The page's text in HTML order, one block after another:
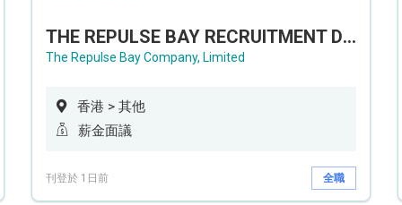
THE REPULSE BAY RECRUITMENT DAY 淺水灣影灣園人才招聘會
The Repulse Bay Company, Limited
香港 > 其他
薪金面議
刊登於 1日前 全職